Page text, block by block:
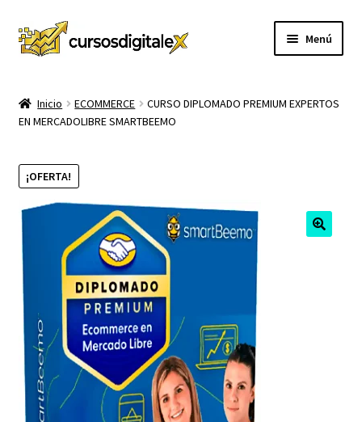
Ir
a
Ir
al
Menú
TIENDA
CURSOS
hijo
MEMBRESIA
MI CUENTA
CARRITO
CONTACTO
Inicio ECOMMERCE
CURSO DIPLOMADO PREMIUM EXPERTOS
EN MERCADOLIBRE SMARTBEEMO
¡OFERTA!